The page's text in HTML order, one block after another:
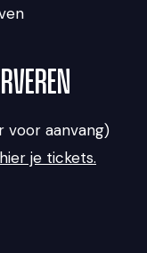
voor aanvang)
je tickets.